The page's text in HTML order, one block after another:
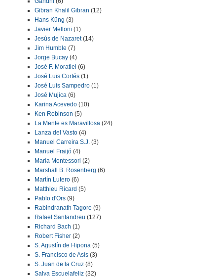
Gibran Khalil Gibran (12)
Hans Küng (3)
Javier Melloni (1)
Jesús de Nazaret(14)
Jim Humble (7)
Jorge Bucay (4)
José F. Moratiel (6)
José Luis Cortés (1)
José Luis Sampedro (1)
José Mujica (6)
Karina Acevedo (10)
Ken Robinson (5)
La Mente es Maravillosa (24)
Lanza del Vasto (4)
Manuel Carreira S.J. (3)
Manuel Fraijó (4)
María Montessori (2)
Marshall B. Rosenberg (6)
Martín Lutero (6)
Matthieu Ricard (5)
Pablo d'Ors (9)
Rabindranath Tagore (9)
Rafael Santandreu (127)
Richard Bach (1)
Robert Fisher (2)
S. Agustín de Hipona (5)
S. Francisco de Asís (3)
S. Juan de la Cruz (8)
Salva Escuelafeliz (32)